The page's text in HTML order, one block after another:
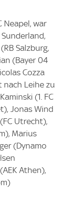
Neapel, war
Salzburg,
(Bayer 04
Cozza
nach Leihe zu
(1. FC
Jonas Wind
Utrecht),
Marius
(Dynamo
Athen),